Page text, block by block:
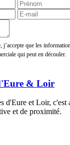
j’accepte que les
qui peut en découler.
& Loir
d'Eure et Loir, c'est
et de proximité.